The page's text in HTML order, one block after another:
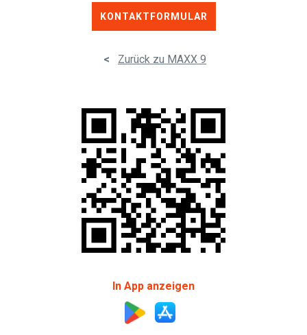
KONTAKTFORMULAR
< Zurück zu MAXX 9
In App anzeigen